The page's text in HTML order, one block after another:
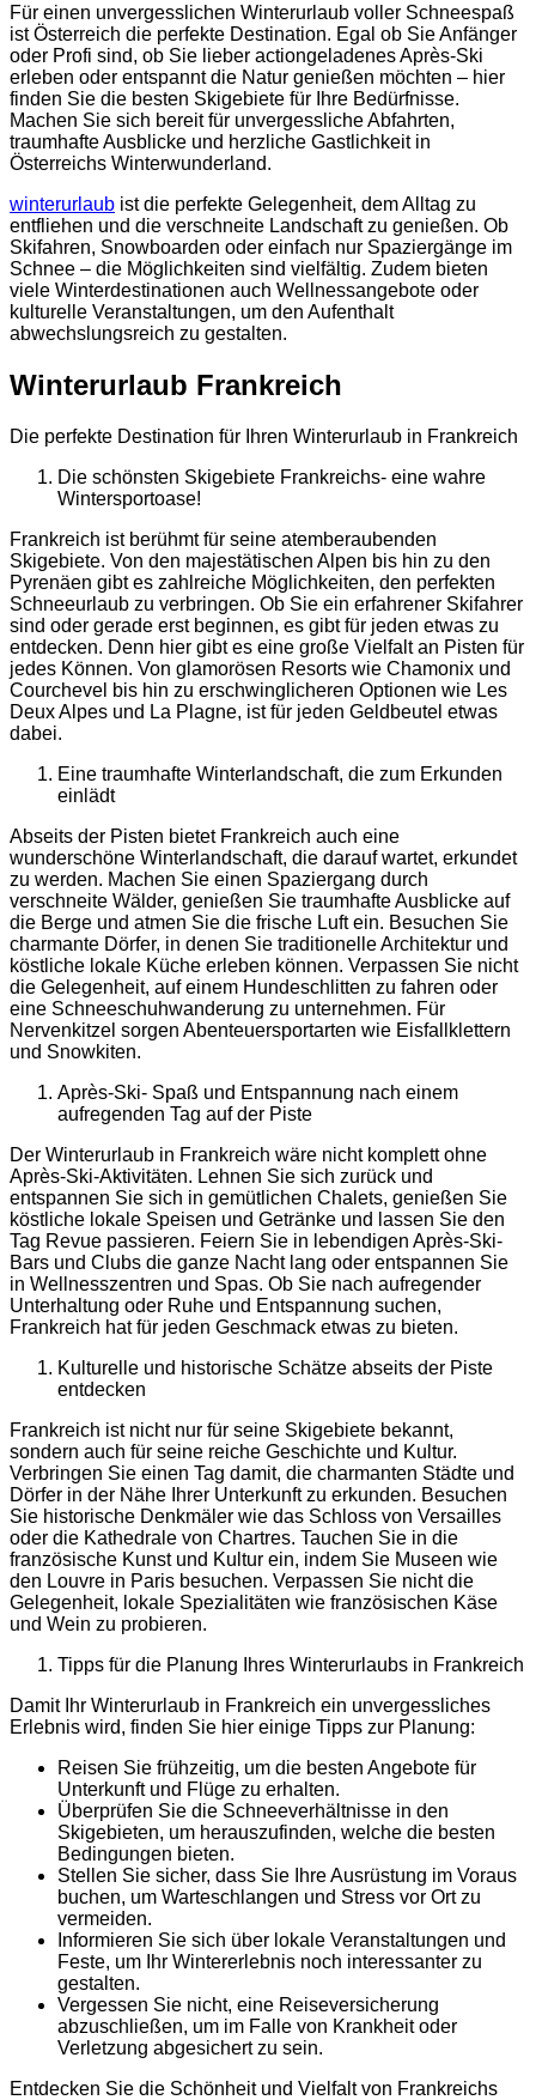
Für einen unvergesslichen Winterurlaub voller Schneespaß
ist Österreich die perfekte Destination. Egal ob Sie Anfänger
oder Profi sind, ob Sie lieber actiongeladenes Après-Ski
erleben oder entspannt die Natur genießen möchten – hier
finden Sie die besten Skigebiete für Ihre Bedürfnisse.
Machen Sie sich bereit für unvergessliche Abfahrten,
traumhafte Ausblicke und herzliche Gastlichkeit in
Österreichs Winterwunderland.
winterurlaub ist die perfekte Gelegenheit, dem Alltag zu
entfliehen und die verschneite Landschaft zu genießen. Ob
Skifahren, Snowboarden oder einfach nur Spaziergänge im
Schnee – die Möglichkeiten sind vielfältig. Zudem bieten
viele Winterdestinationen auch Wellnessangebote oder
kulturelle Veranstaltungen, um den Aufenthalt
abwechslungsreich zu gestalten.
Winterurlaub Frankreich
Die perfekte Destination für Ihren Winterurlaub in Frankreich
Die schönsten Skigebiete Frankreichs- eine wahre
Wintersportoase!
Frankreich ist berühmt für seine atemberaubenden
Skigebiete. Von den majestätischen Alpen bis hin zu den
Pyrenäen gibt es zahlreiche Möglichkeiten, den perfekten
Schneeurlaub zu verbringen. Ob Sie ein erfahrener Skifahrer
sind oder gerade erst beginnen, es gibt für jeden etwas zu
entdecken. Denn hier gibt es eine große Vielfalt an Pisten für
jedes Können. Von glamorösen Resorts wie Chamonix und
Courchevel bis hin zu erschwinglicheren Optionen wie Les
Deux Alpes und La Plagne, ist für jeden Geldbeutel etwas
dabei.
Eine traumhafte Winterlandschaft, die zum Erkunden
einlädt
Abseits der Pisten bietet Frankreich auch eine
wunderschöne Winterlandschaft, die darauf wartet, erkundet
zu werden. Machen Sie einen Spaziergang durch
verschneite Wälder, genießen Sie traumhafte Ausblicke auf
die Berge und atmen Sie die frische Luft ein. Besuchen Sie
charmante Dörfer, in denen Sie traditionelle Architektur und
köstliche lokale Küche erleben können. Verpassen Sie nicht
die Gelegenheit, auf einem Hundeschlitten zu fahren oder
eine Schneeschuhwanderung zu unternehmen. Für
Nervenkitzel sorgen Abenteuersportarten wie Eisfallklettern
und Snowkiten.
Après-Ski- Spaß und Entspannung nach einem
aufregenden Tag auf der Piste
Der Winterurlaub in Frankreich wäre nicht komplett ohne
Après-Ski-Aktivitäten. Lehnen Sie sich zurück und
entspannen Sie sich in gemütlichen Chalets, genießen Sie
köstliche lokale Speisen und Getränke und lassen Sie den
Tag Revue passieren. Feiern Sie in lebendigen Après-Ski-
Bars und Clubs die ganze Nacht lang oder entspannen Sie
in Wellnesszentren und Spas. Ob Sie nach aufregender
Unterhaltung oder Ruhe und Entspannung suchen,
Frankreich hat für jeden Geschmack etwas zu bieten.
Kulturelle und historische Schätze abseits der Piste
entdecken
Frankreich ist nicht nur für seine Skigebiete bekannt,
sondern auch für seine reiche Geschichte und Kultur.
Verbringen Sie einen Tag damit, die charmanten Städte und
Dörfer in der Nähe Ihrer Unterkunft zu erkunden. Besuchen
Sie historische Denkmäler wie das Schloss von Versailles
oder die Kathedrale von Chartres. Tauchen Sie in die
französische Kunst und Kultur ein, indem Sie Museen wie
den Louvre in Paris besuchen. Verpassen Sie nicht die
Gelegenheit, lokale Spezialitäten wie französischen Käse
und Wein zu probieren.
Tipps für die Planung Ihres Winterurlaubs in Frankreich
Damit Ihr Winterurlaub in Frankreich ein unvergessliches
Erlebnis wird, finden Sie hier einige Tipps zur Planung:
Reisen Sie frühzeitig, um die besten Angebote für
Unterkunft und Flüge zu erhalten.
Überprüfen Sie die Schneeverhältnisse in den
Skigebieten, um herauszufinden, welche die besten
Bedingungen bieten.
Stellen Sie sicher, dass Sie Ihre Ausrüstung im Voraus
buchen, um Warteschlangen und Stress vor Ort zu
vermeiden.
Informieren Sie sich über lokale Veranstaltungen und
Feste, um Ihr Wintererlebnis noch interessanter zu
gestalten.
Vergessen Sie nicht, eine Reiseversicherung
abzuschließen, um im Falle von Krankheit oder
Verletzung abgesichert zu sein.
Entdecken Sie die Schönheit und Vielfalt von Frankreichs